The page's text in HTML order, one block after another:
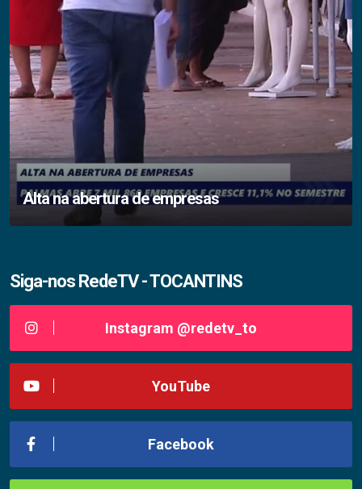
Alta na abertura de empresas
Siga-nos RedeTV - TOCANTINS
Instagram @redetv_to
YouTube
Facebook